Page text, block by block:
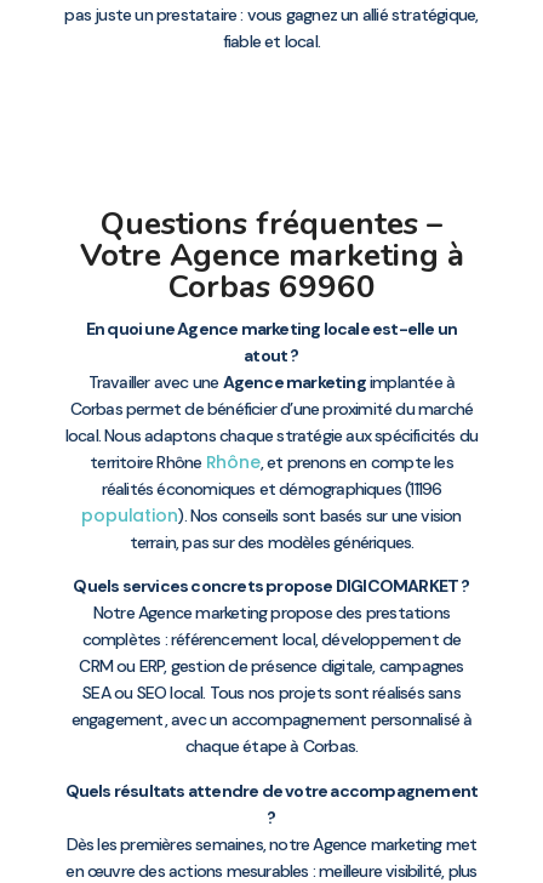
pas juste un prestataire : vous gagnez un allié stratégique,
fiable et local.
Questions fréquentes –
Votre Agence marketing à
Corbas 69960
En quoi une Agence marketing locale est-elle un
atout ?
Travailler avec une Agence marketingimplantée à
Corbas permet de bénéficier d’une proximité du marché
local. Nous adaptons chaque stratégie aux spécificités du
territoire Rhône Rhône, et prenons en compte les
réalités économiques et démographiques (11196
population). Nos conseils sont basés sur une vision
terrain, pas sur des modèles génériques.
Quels services concrets propose DIGICOMARKET ?
Notre Agence marketing propose des prestations
complètes : référencement local, développement de
CRM ou ERP, gestion de présence digitale, campagnes
SEA ou SEO local. Tous nos projets sont réalisés sans
engagement, avec un accompagnement personnalisé à
chaque étape à Corbas.
Quels résultats attendre de votre accompagnement
?
Dès les premières semaines, notre Agence marketing met
en œuvre des actions mesurables : meilleure visibilité, plus